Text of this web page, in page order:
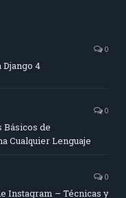
0
4
0
Básicos de
Cualquier Lenguaje
0
Instagram – Técnicas y